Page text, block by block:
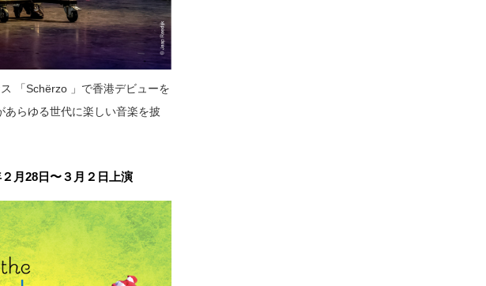
「Schërzo 」で香港デビューを
らゆる世代に楽しい音楽を披
月28日〜３月２日上演